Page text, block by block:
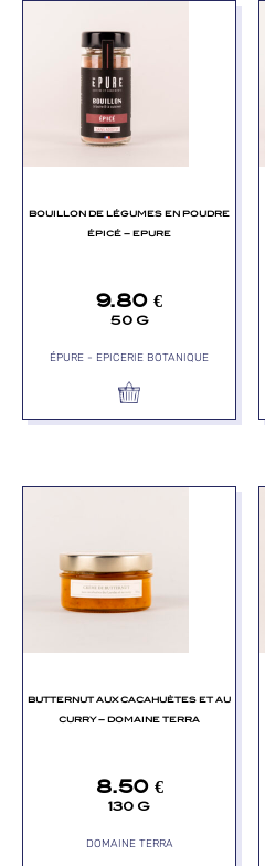
BOUILLON DE LÉGUMES EN POUDRE
ÉPICÉ – EPURE
9.80 €
50 G
ÉPURE - EPICERIE BOTANIQUE
BUTTERNUT AUX CACAHUÈTES ET AU
CURRY – DOMAINE TERRA
8.50 €
130 G
DOMAINE TERRA